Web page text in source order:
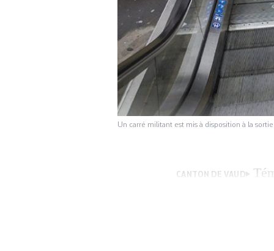
Un carré militant est mis à disposition à la
CANTON DE VAUD